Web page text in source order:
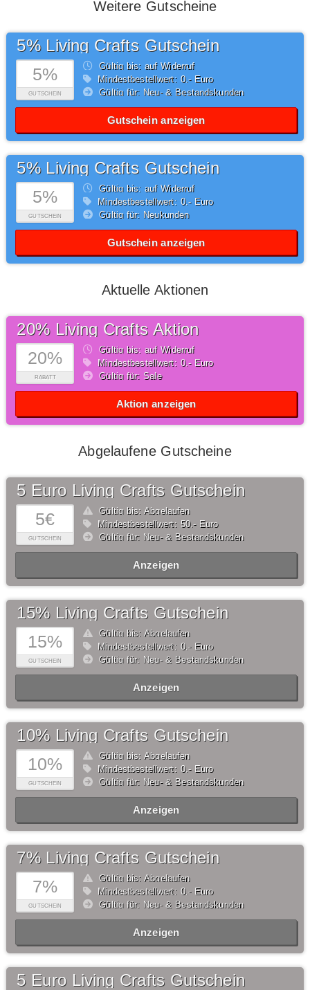
Weitere Gutscheine
5%
GUTSCHEIN
5% Living Crafts Gutschein
Gültig bis: auf Widerruf
Mindestbestellwert: 0,- Euro
Gültig für: Neu- & Bestandskunden
Gutschein anzeigen
5%
GUTSCHEIN
5% Living Crafts Gutschein
Gültig bis: auf Widerruf
Mindestbestellwert: 0,- Euro
Gültig für: Neukunden
Gutschein anzeigen
Aktuelle Aktionen
20%
RABATT
20% Living Crafts Aktion
Gültig bis: auf Widerruf
Mindestbestellwert: 0,- Euro
Gültig für: Sale
Aktion anzeigen
Abgelaufene Gutscheine
5€
GUTSCHEIN
5 Euro Living Crafts Gutschein
Gültig bis: Abgelaufen
Mindestbestellwert: 50,- Euro
Gültig für: Neu- & Bestandskunden
Anzeigen
15%
GUTSCHEIN
15% Living Crafts Gutschein
Gültig bis: Abgelaufen
Mindestbestellwert: 0,- Euro
Gültig für: Neu- & Bestandskunden
Anzeigen
10%
GUTSCHEIN
10% Living Crafts Gutschein
Gültig bis: Abgelaufen
Mindestbestellwert: 0,- Euro
Gültig für: Neu- & Bestandskunden
Anzeigen
7%
GUTSCHEIN
7% Living Crafts Gutschein
Gültig bis: Abgelaufen
Mindestbestellwert: 0,- Euro
Gültig für: Neu- & Bestandskunden
Anzeigen
5 Euro Living Crafts Gutschein